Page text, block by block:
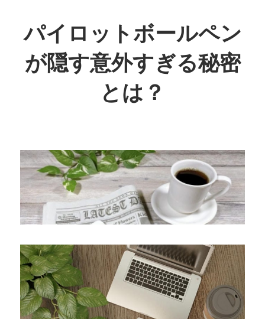
テ
ン
ツ
プ
パイロットボールペン
が隠す意外すぎる秘密
とは？